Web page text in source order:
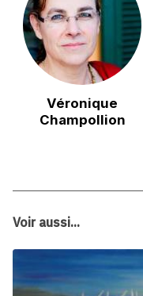
Véronique
Champollion
Voir aussi...